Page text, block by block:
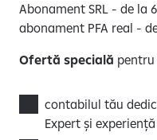
Abonament SRL - de la
abonament PFA real -
Ofertă specială pentru
contabilul tău
Expert și